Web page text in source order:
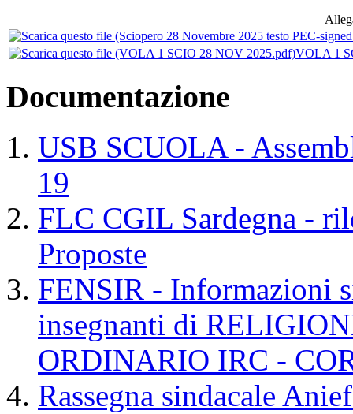
VOLA 1
Documentazione
USB SCUOLA -
19
FLC CGIL Sardegna -
Proposte
FENSIR - Informazioni
insegnanti di
ORDINARIO IRC -
Rassegna sindacale